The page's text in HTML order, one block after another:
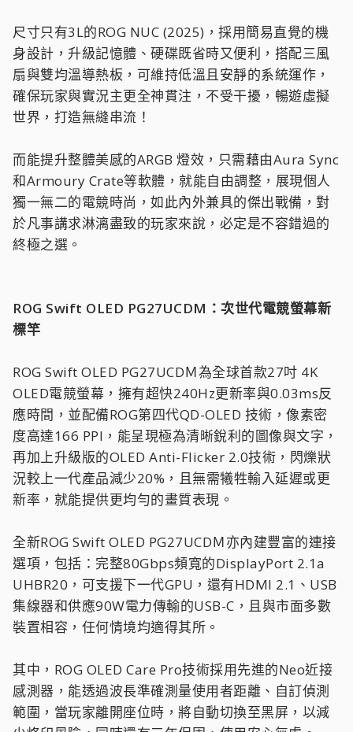
尺寸只有3L的ROG NUC (2025)，採用簡易直覺的機
身設計，升級記憶體、硬碟既省時又便利，搭配三風
扇與雙均溫導熱板，可維持低溫且安靜的系統運作，
確保玩家與實況主更全神貫注，不受干擾，暢遊虛擬
世界，打造無縫串流！
而能提升整體美感的ARGB 燈效，只需藉由Aura Sync
和Armoury Crate等軟體，就能自由調整，展現個人
獨一無二的電競時尚，如此內外兼具的傑出戰備，對
於凡事講求淋漓盡致的玩家來說，必定是不容錯過的
終極之選。
ROG Swift OLED PG27UCDM：次世代電競螢幕新
標竿
ROG Swift OLED PG27UCDＭ為全球首款27吋 4K
OLED電競螢幕，擁有超快240Hz更新率與0.03ms反
應時間，並配備ROG第四代QD-OLED 技術，像素密
度高達166 PPI，能呈現極為清晰銳利的圖像與文字，
再加上升級版的OLED Anti-Flicker 2.0技術，閃爍狀
況較上一代產品減少20%，且無需犧牲輸入延遲或更
新率，就能提供更均勻的畫質表現。
全新ROG Swift OLED PG27UCDＭ亦內建豐富的連接
選項，包括：完整80Gbps頻寬的DisplayPort 2.1a
UHBR20，可支援下一代GPU，還有HDMI 2.1、USB
集線器和供應90W電力傳輸的USB-C，且與市面多數
裝置相容，任何情境均適得其所。
其中，ROG OLED Care Pro技術採用先進的Neo近接
感測器，能透過波長準確測量使用者距離、自訂偵測
範圍，當玩家離開座位時，將自動切換至黑屏，以減